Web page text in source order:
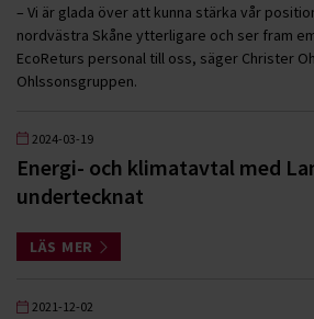
– Vi är glada över att kunna stärka vår
nordvästra Skåne ytterligare och ser fram
EcoReturs personal till oss, säger Christer
Ohlssonsgruppen.
2024-03-19
Energi- och klimatavtal med
undertecknat
LÄS MER
2021-12-02